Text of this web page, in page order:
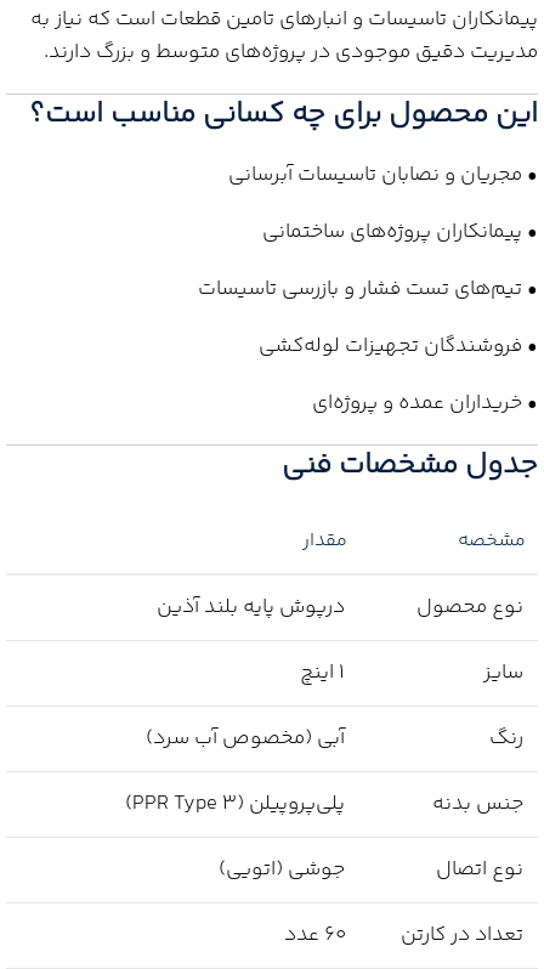
پیمانکاران تاسیسات و انبارهای تامین قطعات است که نیاز به
مدیریت دقیق موجودی در پروژه‌های متوسط و بزرگ دارند.
این محصول برای چه کسانی مناسب است؟
• مجریان و نصابان تاسیسات آبرسانی
• پیمانکاران پروژه‌های ساختمانی
• تیم‌های تست فشار و بازرسی تاسیسات
• فروشندگان تجهیزات لوله‌کشی
• خریداران عمده و پروژه‌ای
جدول مشخصات فنی
مشخصه مقدار
نوع محصول درپوش پایه بلند آذین
سایز 1 اینچ
رنگ آبی (مخصوص آب سرد)
جنس بدنه پلی‌پروپیلن (PPR Type 3)
نوع اتصال جوشی (اتویی)
تعداد در کارتن 60 عدد